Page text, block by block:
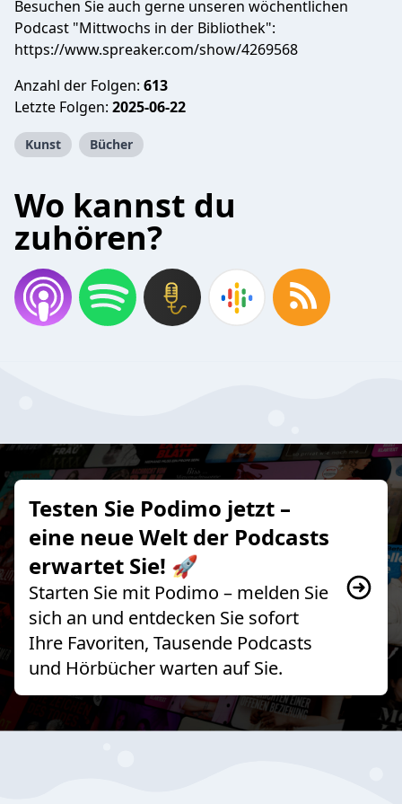
Besuchen Sie auch gerne unseren wöchentlichen
Podcast "Mittwochs in der Bibliothek":
https://www.spreaker.com/show/4269568
Anzahl der Folgen: 613
Letzte Folgen: 2025-06-22
Kunst Bücher
Wo kannst du
zuhören?
Testen Sie Podimo jetzt –
eine neue Welt der Podcasts
erwartet Sie! 🚀
Starten Sie mit Podimo – melden Sie
sich an und entdecken Sie sofort
Ihre Favoriten, Tausende Podcasts
und Hörbücher warten auf Sie.